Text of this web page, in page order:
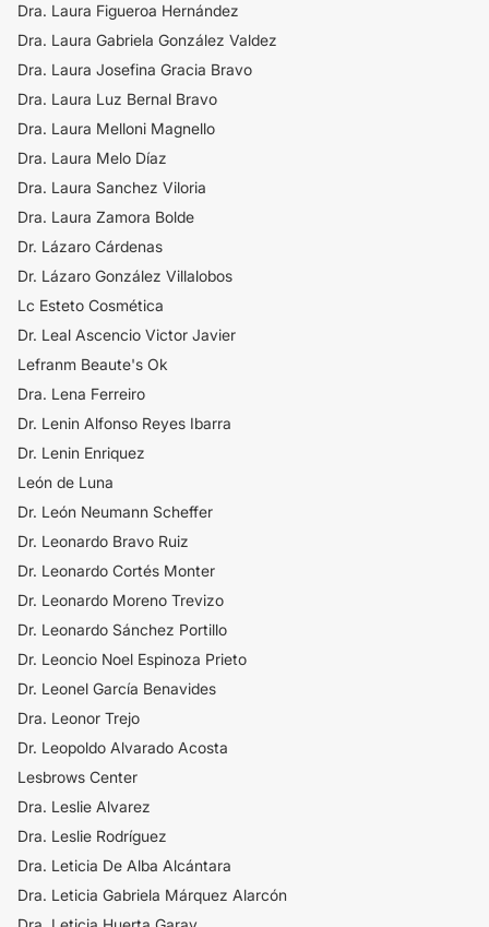
Dra. Laura Figueroa Hernández
Dra. Laura Gabriela González Valdez
Dra. Laura Josefina Gracia Bravo
Dra. Laura Luz Bernal Bravo
Dra. Laura Melloni Magnello
Dra. Laura Melo Díaz
Dra. Laura Sanchez Viloria
Dra. Laura Zamora Bolde
Dr. Lázaro Cárdenas
Dr. Lázaro González Villalobos
Lc Esteto Cosmética
Dr. Leal Ascencio Victor Javier
Lefranm Beaute's Ok
Dra. Lena Ferreiro
Dr. Lenin Alfonso Reyes Ibarra
Dr. Lenin Enriquez
León de Luna
Dr. León Neumann Scheffer
Dr. Leonardo Bravo Ruiz
Dr. Leonardo Cortés Monter
Dr. Leonardo Moreno Trevizo
Dr. Leonardo Sánchez Portillo
Dr. Leoncio Noel Espinoza Prieto
Dr. Leonel García Benavides
Dra. Leonor Trejo
Dr. Leopoldo Alvarado Acosta
Lesbrows Center
Dra. Leslie Alvarez
Dra. Leslie Rodríguez
Dra. Leticia De Alba Alcántara
Dra. Leticia Gabriela Márquez Alarcón